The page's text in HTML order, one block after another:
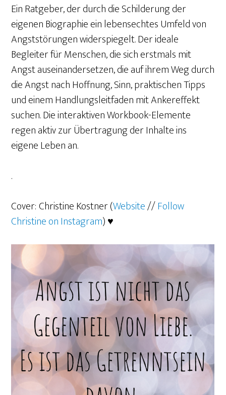
Ein Ratgeber, der durch die Schilderung der
eigenen Biographie ein lebensechtes Umfeld von
Angststörungen widerspiegelt. Der ideale
Begleiter für Menschen, die sich erstmals mit
Angst auseinandersetzen, die auf ihrem Weg durch
die Angst nach Hoffnung, Sinn, praktischen Tipps
und einem Handlungsleitfaden mit Ankereffekt
suchen. Die interaktiven Workbook-Elemente
regen aktiv zur Übertragung der Inhalte ins
eigene Leben an.
.
Cover:Christine Kostner (Website//Follow
Christine on Instagram) ♥️